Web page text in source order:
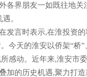
各界朋友一如既往地关
。
发言时表示,在淮投资
今天的淮安以侨架“桥
感动。近年来,淮安市
加的历史机遇,聚力打